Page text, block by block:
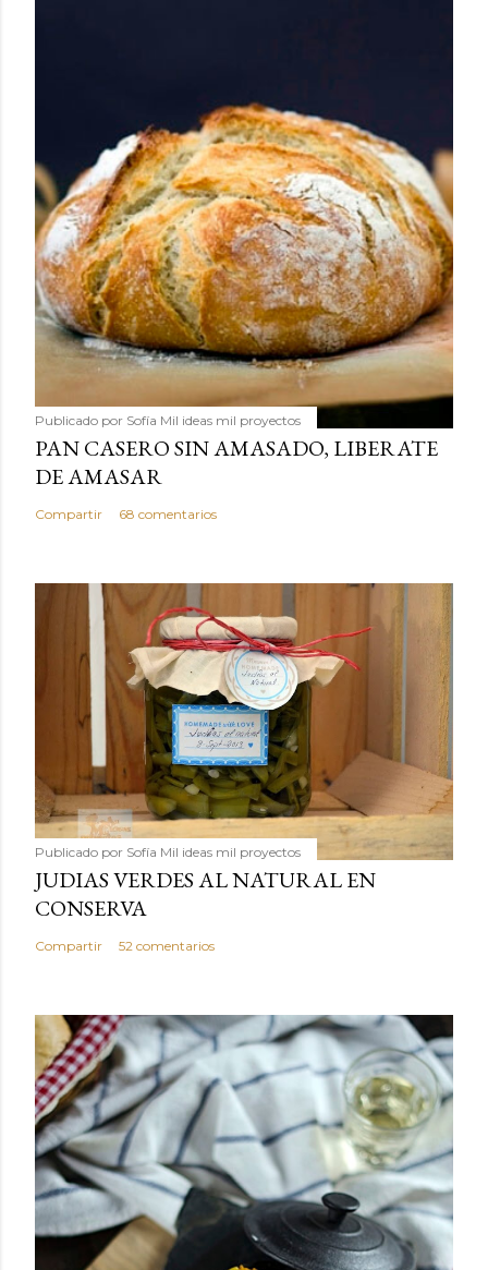
Publicado por Sofía Mil ideas mil proyectos
PAN CASERO SIN AMASADO, LIBERATE
DE AMASAR
Compartir 68 comentarios
Publicado por Sofía Mil ideas mil proyectos
JUDIAS VERDES AL NATURAL EN
CONSERVA
Compartir 52 comentarios